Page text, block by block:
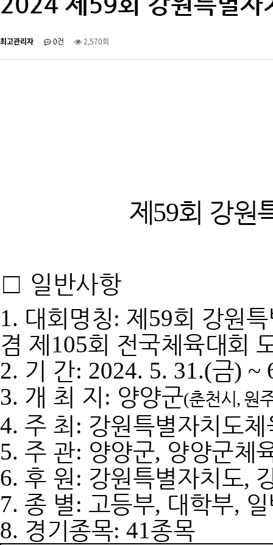
최고관리자 0건 2,570회
제59회 강원
□ 일반사항
1. 대회명칭: 제 59회 강원
겸 제 105회 전국체육대회
2. 기 간: 2024. 5. 31.(금) ~
3. 개 최 지 : 양양군(춘천시 , 원
4. 주 최 : 강원특별자치도체
5. 주 관: 양양군, 양양군체
6. 후 원: 강원특별자치도,
7. 종 별: 고등부, 대학부,
8. 경기종목: 41종목